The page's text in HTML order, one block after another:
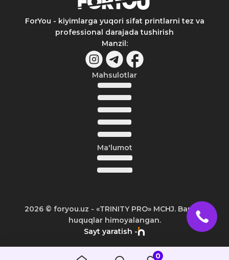
ForYou - kiyimlarga yuqori sifat printlarni tez va
professional darajada tushirish
Manzil:
Mahsulotlar
Ma'lumot
2026© foryou.uz - «TRINITY PRO» MCHJ. Barcha
huquqlar himoyalangan.
Sayt yaratish -
0